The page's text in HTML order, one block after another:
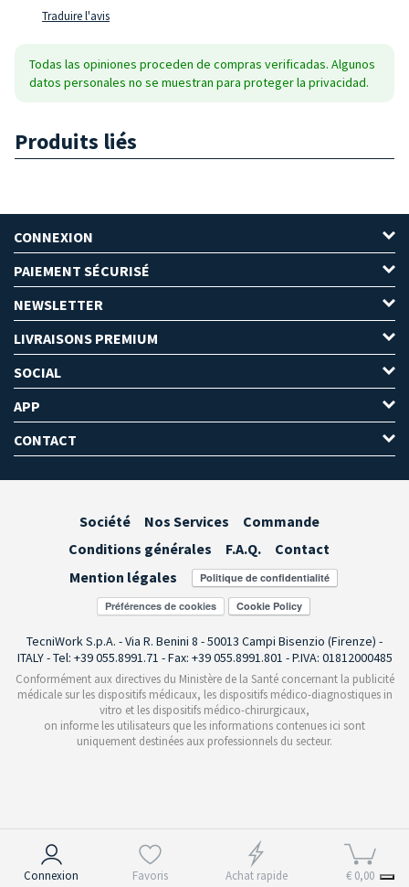
Connexion Favoris Achat rapide € 0,00
Traduire l'avis
Todas las opiniones proceden de compras verificadas. Algunos
datos personales no se muestran para proteger la privacidad.
Produits liés
CONNEXION
PAIEMENT SÉCURISÉ
NEWSLETTER
LIVRAISONS PREMIUM
SOCIAL
APP
CONTACT
Société Nos Services
Commande
Conditions générales
F.A.Q.
Contact
Mention légales
Préférences de cookies
TecniWork S.p.A. - Via R. Benini 8 - 50013 Campi Bisenzio (Firenze) -
ITALY - Tel: +39 055.8991.71 - Fax: +39 055.8991.801 - P.IVA: 01812000485
Conformément aux directives du Ministère de la Santé concernant la publicité
médicale sur les dispositifs médicaux, les dispositifs médico-diagnostiques in
vitro et les dispositifs médico-chirurgicaux,
on informe les utilisateurs que les informations contenues ici sont
uniquement destinées aux professionnels du secteur.
Notification lors de la collecte